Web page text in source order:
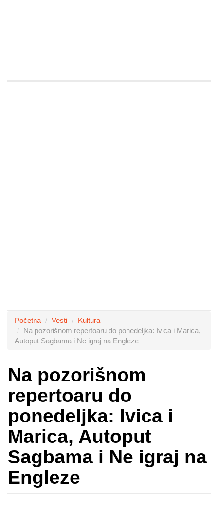
Početna Vesti
Kultura
Na pozorišnom repertoaru do ponedeljka: Ivica i Marica,
Autoput Sagbama i Ne igraj na Engleze
Na pozorišnom
repertoaru do
ponedeljka: Ivica i
Marica, Autoput
Sagbama i Ne igraj na
Engleze